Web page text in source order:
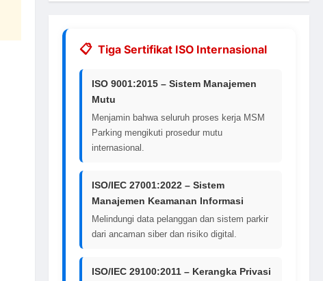
Tiga Sertifikat ISO Internasional
ISO 9001:2015 – Sistem Manajemen
Mutu
Menjamin bahwa seluruh proses kerja MSM
Parking mengikuti prosedur mutu
internasional.
ISO/IEC 27001:2022 – Sistem
Manajemen Keamanan Informasi
Melindungi data pelanggan dan sistem parkir
dari ancaman siber dan risiko digital.
ISO/IEC 29100:2011 – Kerangka Privasi